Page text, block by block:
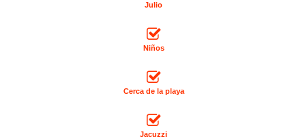
Julio
Niños
Cerca de la playa
Jacuzzi